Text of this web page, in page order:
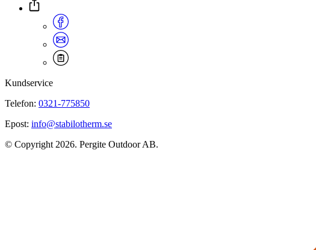
Kundservice
Telefon: 0321-775850
Epost: info@stabilotherm.se
© Copyright 2026. Pergite Outdoor AB.